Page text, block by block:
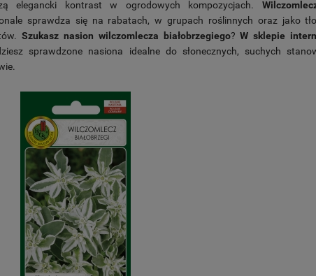
elegancki kontrast w ogrodowych kompozycjach.
sprawdza się na rabatach, w grupach roślinnych oraz jako
Szukasz nasion wilczomlecza białobrzegiego?W sklepie
sprawdzone nasiona idealne do słonecznych, suchych